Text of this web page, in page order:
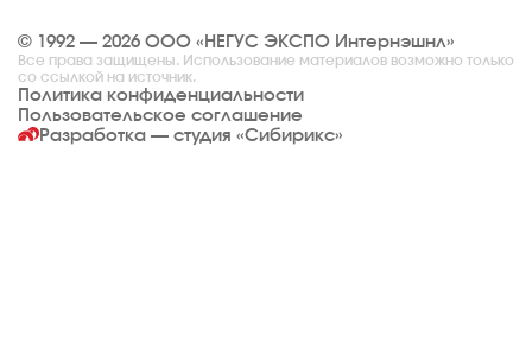
© 1992 — 2026 ООО «НЕГУС ЭКСПО Интернэшнл»
Все права защищены. Использование материалов возможно только
со ссылкой на источник.
Политика конфиденциальности
Пользовательское соглашение
Разработка — студия «Сибирикс»